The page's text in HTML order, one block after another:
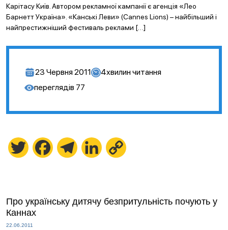
Карітасу Київ. Автором рекламної кампанії є агенція «Лео
Барнетт Україна». «Канські Леви» (Cannes Lions) – найбільший і
найпрестижніший фестиваль реклами […]
23 Червня 2011 4хвилин читання
переглядів 77
Twitter FacebookTelegramLinkedIn
Про українську дитячу безпритульність почують у
Каннах
22.06.2011